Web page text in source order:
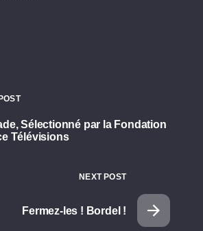
Sélectionné par la Fondation
Télévisions
NEXT POST
Fermez-les ! Bordel !